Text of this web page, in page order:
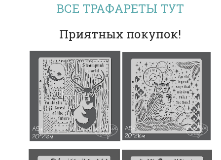
ВСЕ ТРАФАРЕТЫ ТУТ
Приятных покупок!